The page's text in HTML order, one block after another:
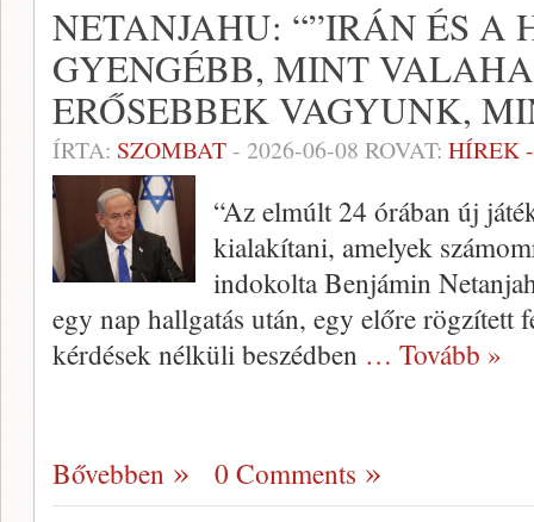
NETANJAHU: “”IRÁN ÉS A
GYENGÉBB, MINT
ERŐSEBBEK VAGYUNK,
ÍRTA: SZOMBAT- 2026-06-08 ROVAT: HÍREK
“Az elmúlt 24 órában új
kialakítani, amelyek
indokolta Benjámin
egy nap hallgatás után, egy előre rögzített
kérdések nélküli beszédben … Tovább »
Bővebben 0 Comments